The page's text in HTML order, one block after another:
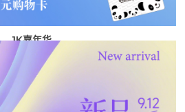
JK嘉年华